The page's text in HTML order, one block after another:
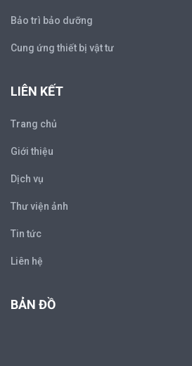
Bảo trì bảo dưỡng
Cung ứng thiết bị vật tư
LIÊN KẾT
Trang chủ
Giới thiệu
Dịch vụ
Thư viện ảnh
Tin tức
Liên hệ
BẢN ĐỒ